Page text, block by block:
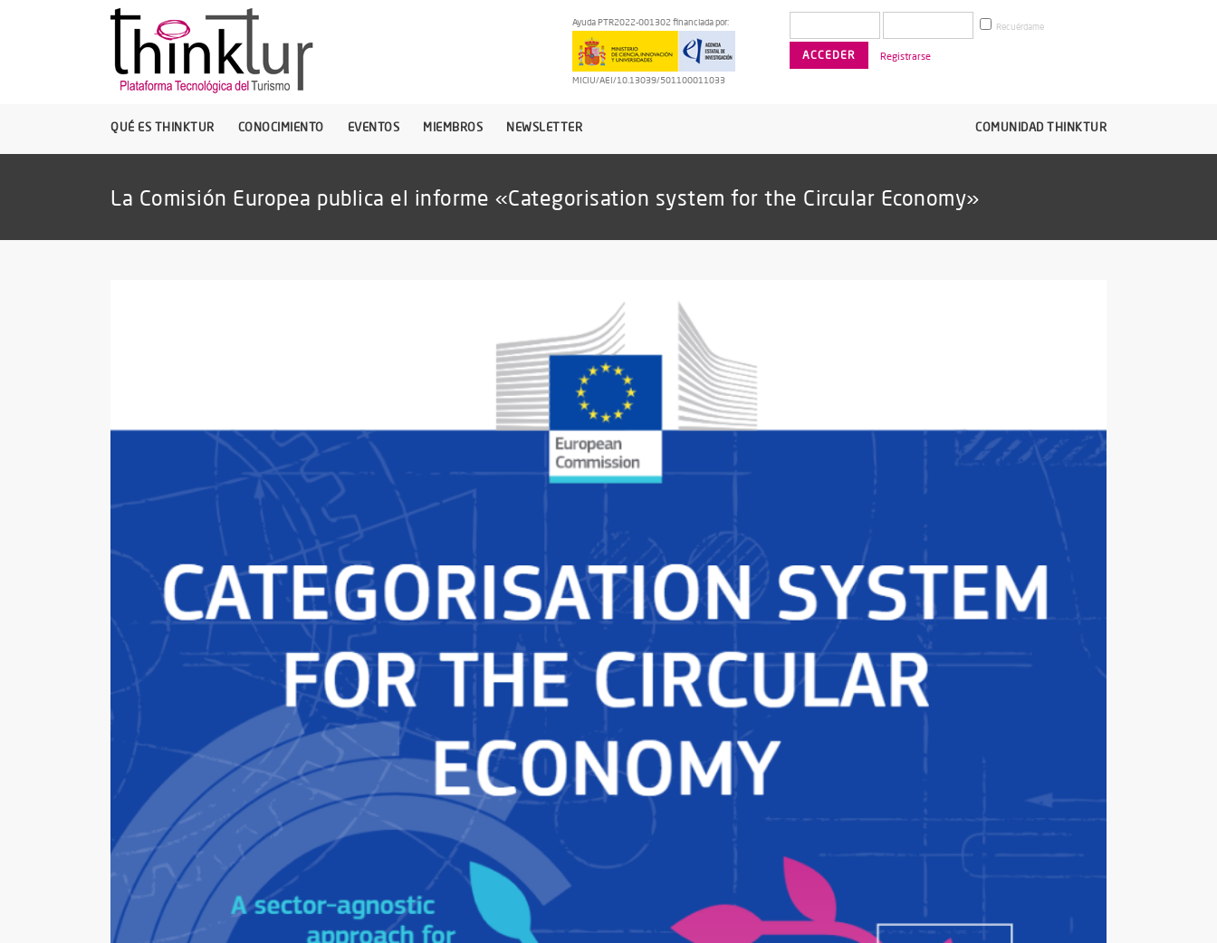
Ayuda PTR2022-001302 financiada por:
MICIU/AEI/10.13039/501100011033
Recuérdame
Registrarse
QUÉ ES THINKTUR CONOCIMIENTO EVENTOS MIEMBROS NEWSLETTER COMUNIDAD THINKTUR
La Comisión Europea publica el informe «Categorisation system for the Circular Economy»